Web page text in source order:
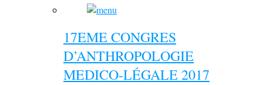
17EME CONGRES
D’ANTHROPOLOGIE
MEDICO-LÉGALE 2017